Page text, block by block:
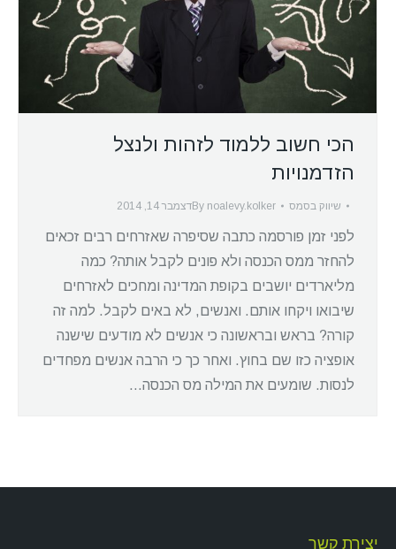
הכי חשוב ללמוד לזהות ולנצל
הזדמנויות
שיווק בסמס By noalevy.kolker דצמבר 14, 2014
לפני זמן פורסמה כתבה שסיפרה שאזרחים רבים זכאים
להחזר ממס הכנסה ולא פונים לקבל אותה? כמה
מליארדים יושבים בקופת המדינה ומחכים לאזרחים
שיבואו ויקחו אותם. ואנשים, לא באים לקבל. למה זה
קורה? בראש ובראשונה כי אנשים לא מודעים שישנה
אופציה כזו שם בחוץ. ואחר כך כי הרבה אנשים מפחדים
לנסות. שומעים את המילה מס הכנסה…
יצירת קשר